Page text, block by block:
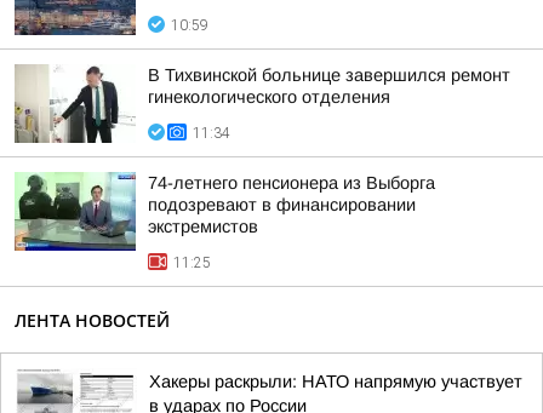
10:59
В Тихвинской больнице завершился ремонт
гинекологического отделения
11:34
74-летнего пенсионера из Выборга
подозревают в финансировании
экстремистов
11:25
ЛЕНТА НОВОСТЕЙ
Хакеры раскрыли: НАТО напрямую участвует
в ударах по России